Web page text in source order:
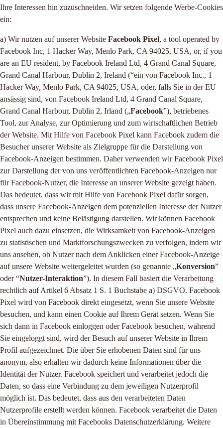
Ihre Interessen hin zuzuschneiden. Wir setzen folgende Werbe-Cookies
ein:
a) Wir nutzen auf unserer Website Facebook Pixel, a tool operated by
Facebook Inc, 1 Hacker Way, Menlo Park, CA 94025, USA, or, if you
are an EU resident, by Facebook Ireland Ltd, 4 Grand Canal Square,
Grand Canal Harbour, Dublin 2, Ireland (“ein von Facebook Inc., 1
Hacker Way, Menlo Park, CA 94025, USA, oder, falls Sie in der EU
ansässig sind, von Facebook Ireland Ltd, 4 Grand Canal Square,
Grand Canal Harbour, Dublin 2, Irland („Facebook”), betriebenes
Tool, zur Analyse, zur Optimierung und zum wirtschaftlichen Betrieb
der Website. Mit Hilfe von Facebook Pixel kann Facebook zudem die
Besucher unserer Website als Zielgruppe für die Darstellung von
Facebook-Anzeigen bestimmen. Daher verwenden wir Facebook Pixel
zur Darstellung der von uns veröffentlichten Facebook-Anzeigen nur
für Facebook-Nutzer, die Interesse an unserer Website gezeigt haben.
Das bedeutet, dass wir mit Hilfe von Facebook Pixel dafür sorgen,
dass unsere Facebook-Anzeigen dem potenziellen Interesse der Nutzer
entsprechen und keine Belästigung darstellen. Wir können Facebook
Pixel auch dazu einsetzen, die Wirksamkeit von Facebook-Anzeigen
zu statistischen und Marktforschungszwecken zu verfolgen, indem wir
uns ansehen, ob Nutzer nach dem Anklicken einer Facebook-Anzeige
auf unsere Website weitergeleitet wurden (so genannte „Konversion”
oder “Nutzer-Interaktion”). In diesem Fall basiert die Verarbeitung
rechtlich auf Artikel 6 Absatz 1 S. 1 Buchstabe a) DSGVO. Facebook
Pixel wird von Facebook direkt eingesetzt, wenn Sie unsere Website
besuchen, und kann einen Cookie auf Ihrem Gerät setzen. Wenn Sie
sich dann in Facebook einloggen oder Facebook besuchen, während
Sie eingeloggt sind, wird der Besuch auf unserer Website in Ihrem
Profil aufgezeichnet. Die über Sie erhobenen Daten sind für uns
anonym, also erhalten wir dadurch keine Informationen über die
Identität der Nutzer. Facebook speichert und verarbeitet jedoch die
Daten, so dass eine Verbindung zu dem jeweiligen Nutzerprofil
möglich ist. Das bedeutet, dass aus den verarbeiteten Daten
Nutzerprofile erstellt werden können. Facebook verarbeitet die Daten
in Übereinstimmung mit Facebooks Datenschutzerklärung. Weitere